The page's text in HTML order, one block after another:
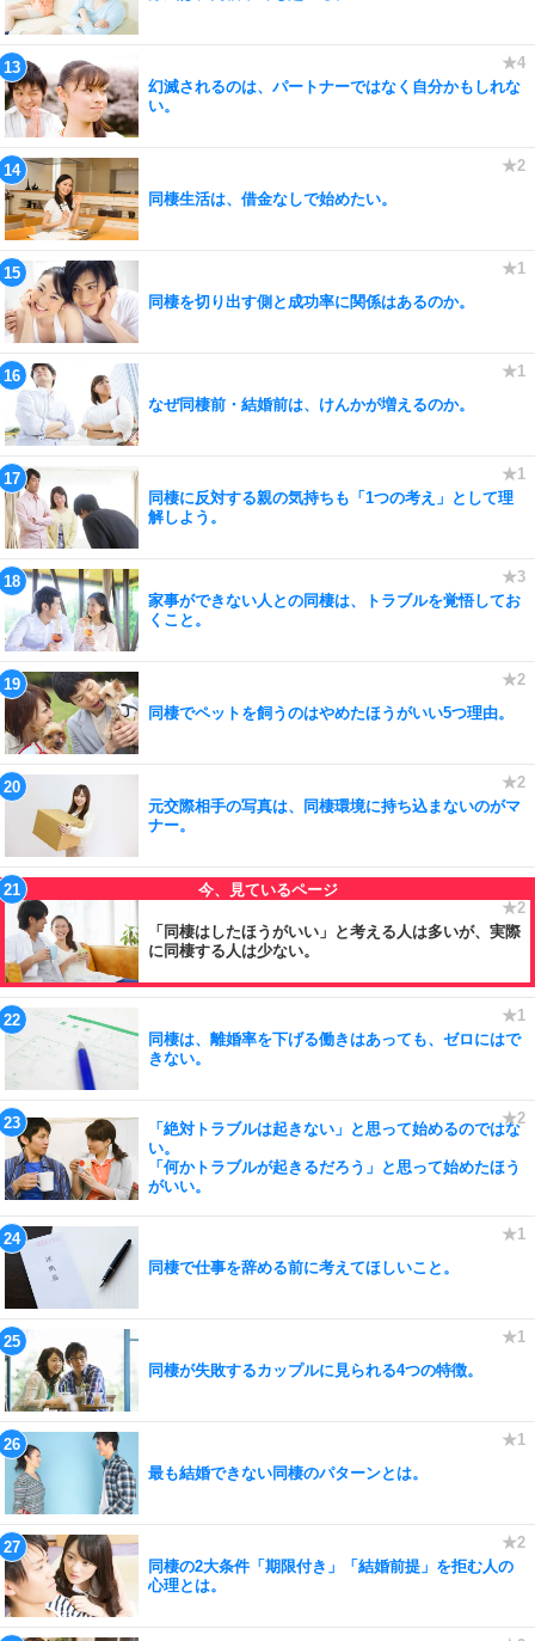
幻滅されるのは、パートナーではなく自分かもしれな
い。
同棲生活は、借金なしで始めたい。
同棲を切り出す側と成功率に関係はあるのか。
なぜ同棲前・結婚前は、けんかが増えるのか。
同棲に反対する親の気持ちも「1つの考え」として理
解しよう。
家事ができない人との同棲は、トラブルを覚悟してお
くこと。
同棲でペットを飼うのはやめたほうがいい5つ理由。
元交際相手の写真は、同棲環境に持ち込まないのがマ
ナー。
「同棲はしたほうがいい」と考える人は多いが、実際
に同棲する人は少ない。
同棲は、離婚率を下げる働きはあっても、ゼロにはで
きない。
「絶対トラブルは起きない」と思って始めるのではな
い。
「何かトラブルが起きるだろう」と思って始めたほう
がいい。
同棲で仕事を辞める前に考えてほしいこと。
同棲が失敗するカップルに見られる4つの特徴。
最も結婚できない同棲のパターンとは。
同棲の2大条件「期限付き」「結婚前提」を拒む人の
心理とは。